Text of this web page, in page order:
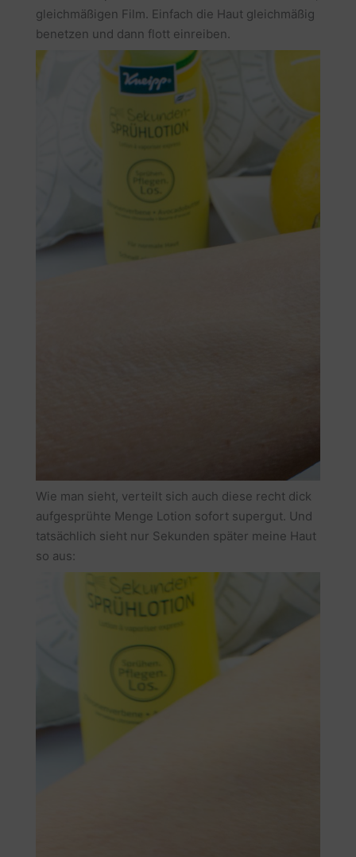
gleichmäßigen Film. Einfach die Haut gleichmäßig
benetzen und dann flott einreiben.
Wie man sieht, verteilt sich auch diese recht dick
aufgesprühte Menge Lotion sofort supergut. Und
tatsächlich sieht nur Sekunden später meine Haut
so aus: